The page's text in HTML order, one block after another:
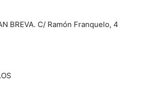
BREVA. C/ Ramón Franquelo, 4